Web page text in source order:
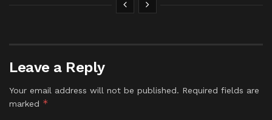
Leave a Reply
Your email address will not be published. Required fields are
marked *